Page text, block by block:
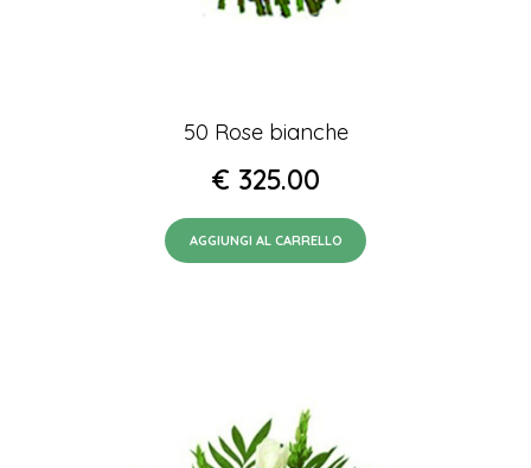
50 Rose bianche
€ 325.00
AGGIUNGI AL CARRELLO